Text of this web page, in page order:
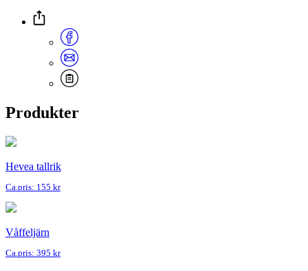
Produkter
Hevea tallrik
Ca.pris: 155 kr
Våffeljärn
Ca.pris: 395 kr